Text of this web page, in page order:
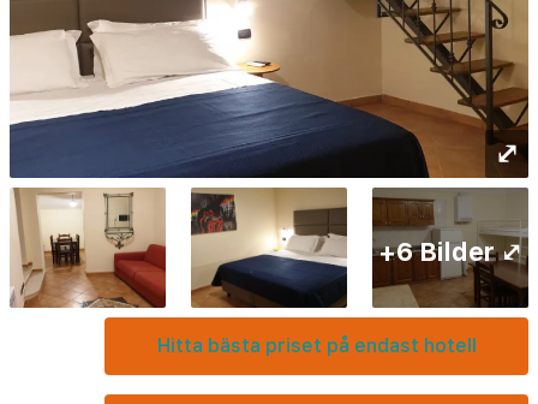
⤢
Hitta bästa priset på endast hotell
+6 Bilder ⤢